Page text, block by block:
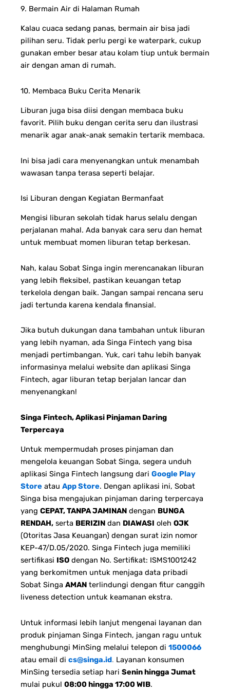
9. Bermain Air di Halaman Rumah
Kalau cuaca sedang panas, bermain air bisa jadi
pilihan seru. Tidak perlu pergi ke waterpark, cukup
gunakan ember besar atau kolam tiup untuk bermain
air dengan aman di rumah.
10. Membaca Buku Cerita Menarik
Liburan juga bisa diisi dengan membaca buku
favorit. Pilih buku dengan cerita seru dan ilustrasi
menarik agar anak-anak semakin tertarik membaca.
Ini bisa jadi cara menyenangkan untuk menambah
wawasan tanpa terasa seperti belajar.
Isi Liburan dengan Kegiatan Bermanfaat
Mengisi liburan sekolah tidak harus selalu dengan
perjalanan mahal. Ada banyak cara seru dan hemat
untuk membuat momen liburan tetap berkesan.
Nah, kalau Sobat Singa ingin merencanakan liburan
yang lebih fleksibel, pastikan keuangan tetap
terkelola dengan baik. Jangan sampai rencana seru
jadi tertunda karena kendala finansial.
Jika butuh dukungan dana tambahan untuk liburan
yang lebih nyaman, ada Singa Fintech yang bisa
menjadi pertimbangan. Yuk, cari tahu lebih banyak
informasinya melalui website dan aplikasi Singa
Fintech, agar liburan tetap berjalan lancar dan
menyenangkan!
Singa Fintech, Aplikasi Pinjaman Daring
Terpercaya
Untuk mempermudah proses pinjaman dan
mengelola keuangan Sobat Singa, segera unduh
aplikasi Singa Fintech langsung dari Google Play
Store atau App Store. Dengan aplikasi ini, Sobat
Singa bisa mengajukan pinjaman daring terpercaya
yang CEPAT, TANPA JAMINAN dengan BUNGA
RENDAH, serta BERIZIN dan DIAWASI oleh OJK
(Otoritas Jasa Keuangan) dengan surat izin nomor
KEP-47/D.05/2020. Singa Fintech juga memiliki
sertifikasi ISO dengan No. Sertifikat: ISMS1001242
yang berkomitmen untuk menjaga data pribadi
Sobat Singa AMAN terlindungi dengan fitur canggih
liveness detection untuk keamanan ekstra.
Untuk informasi lebih lanjut mengenai layanan dan
produk pinjaman Singa Fintech, jangan ragu untuk
menghubungi MinSing melalui telepon di 1500066
atau email di cs@singa.id. Layanan konsumen
MinSing tersedia setiap hari Senin hingga Jumat
mulai pukul 08:00 hingga 17:00 WIB.